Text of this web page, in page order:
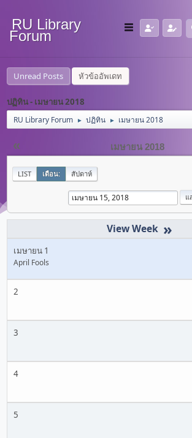
RU Library
Forum
Unread Posts หัวข้ออัพเดท
ปฏิทิน - เมษายน 2018
RU Library Forum ► ปฏิทิน ► เมษายน 2018
« เมษายน 2018
LIST เดือน: สัปดาห์
»
เมษายน 1
April Fools
2
3
4
5